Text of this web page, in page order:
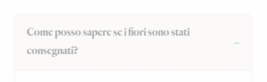
Come posso sapere se i fiori sono stati
consegnati?